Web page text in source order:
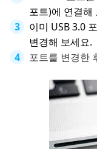
포트)에 연결해
이미 USB 3.0
변경해 보세요.
포트를 변경한